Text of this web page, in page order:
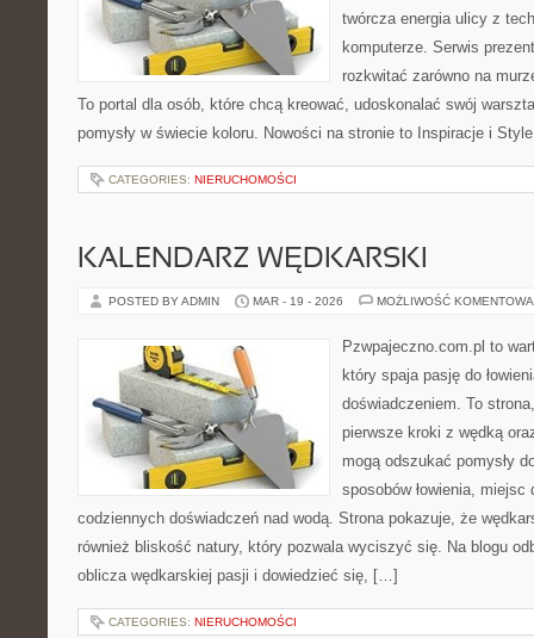
twórcza energia ulicy z
komputerze. Serwis
rozkwitać zarówno na
To portal dla osób, które chcą kreować, udoskonalać swój
pomysły w świecie koloru. Nowości na stronie to Inspiracje i
CATEGORIES: NIERUCHOMOŚCI
KALENDARZ WĘDKARSKI
POSTED BY ADMIN MAR - 19 - 2026 MOŻLIWOŚĆ
Pzwpajeczno.com.pl to
który spaja pasję do
doświadczeniem. To
pierwsze kroki z wędką
mogą odszukać pomysły
sposobów łowienia, miejsc
codziennych doświadczeń nad wodą. Strona pokazuje, że
również bliskość natury, który pozwala wyciszyć się. Na blogu
oblicza wędkarskiej pasji i dowiedzieć się, […]
CATEGORIES: NIERUCHOMOŚCI